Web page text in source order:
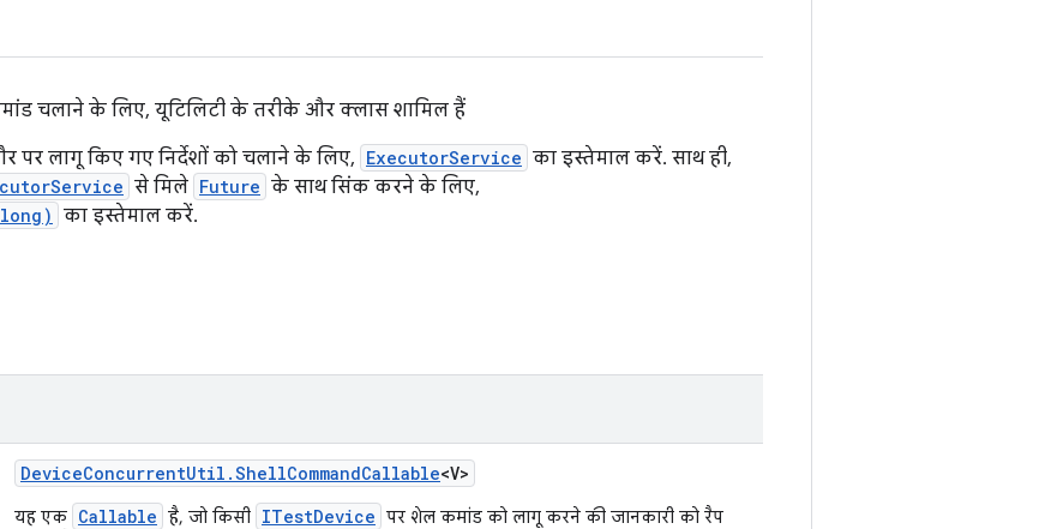
चलाने के लिए, यूटिलिटी के तरीके और क्लास शामिल हैं
पर लागू किए गए निर्देशों को चलाने के लिए, ExecutorService का इस्तेमाल करें. साथ ही,
से मिले Future के साथ सिंक करने के लिए,
का इस्तेमाल करें.
DeviceConcurrentUtil .ShellCommandCallable<V>
यह एक Callable है, जो किसी ITestDevice पर शेल कमांड को लागू करने की जानकारी को रैप